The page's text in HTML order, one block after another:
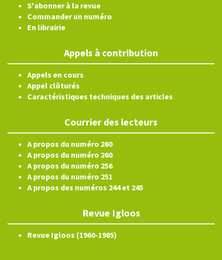
S'abonner à la revue
Commander un numéro
En librairie
Appels à contribution
Appels en cours
Appel clôturés
Caractéristiques techniques des articles
Courrier des lecteurs
A propos du numéro 260
A propos du numéro 260
A propos du numéro 256
A propos du numéro 251
A propos des numéros 244 et 245
Revue Igloos
Revue Igloos (1960-1985)